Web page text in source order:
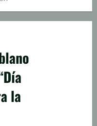
la